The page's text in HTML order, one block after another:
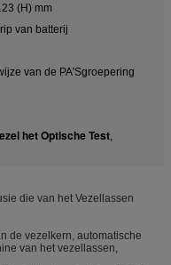
(H) mm
van batterij
van de PA'Sgroepering
het Optische Test,
die van het Vezellassen
de vezelkern, automatische
van het vezellassen,